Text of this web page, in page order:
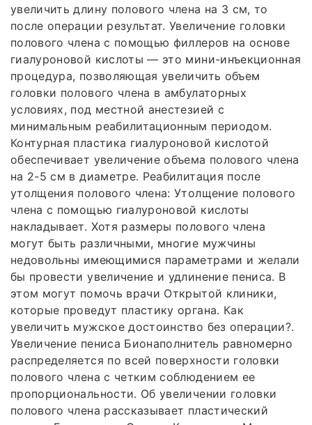
увеличить длину полового члена на 3 см, то
после операции результат. Увеличение головки
полового члена с помощью филлеров на основе
гиалуроновой кислоты — это мини-инъекционная
процедура, позволяющая увеличить объем
головки полового члена в амбулаторных
условиях, под местной анестезией с
минимальным реабилитационным периодом.
Контурная пластика гиалуроновой кислотой
обеспечивает увеличение объема полового члена
на 2-5 см в диаметре. Реабилитация после
утолщения полового члена: Утолщение полового
члена с помощью гиалуроновой кислоты
накладывает. Хотя размеры полового члена
могут быть различными, многие мужчины
недовольны имеющимися параметрами и желали
бы провести увеличение и удлинение пениса. В
этом могут помочь врачи Открытой клиники,
которые проведут пластику органа. Как
увеличить мужское достоинство без операции?.
Увеличение пениса Бионаполнитель равномерно
распределяется по всей поверхности головки
полового члена с четким соблюдением ее
пропорциональности. Об увеличении головки
полового члена рассказывает пластический